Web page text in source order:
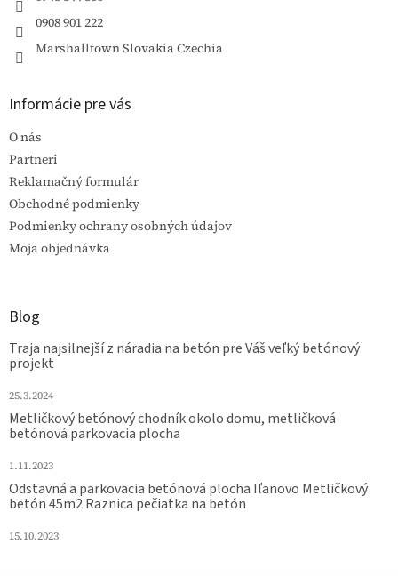
0908 901 222
Marshalltown Slovakia Czechia
Informácie pre vás
O nás
Partneri
Reklamačný formulár
Obchodné podmienky
Podmienky ochrany osobných údajov
Moja objednávka
Blog
Traja najsilnejší z náradia na betón pre Váš veľký betónový
projekt
25.3.2024
Metličkový betónový chodník okolo domu, metličková
betónová parkovacia plocha
1.11.2023
Odstavná a parkovacia betónová plocha Iľanovo Metličkový
betón 45m2 Raznica pečiatka na betón
15.10.2023